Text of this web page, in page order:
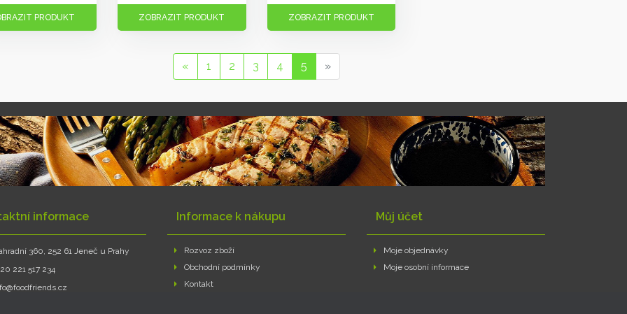
PRODUKT ZOBRAZIT PRODUKT ZOBRAZIT PRODUKT
« 1 2 3 4 5 »
informace
360, 252 61 Jeneč u Prahy
221 517 234
Informace k nákupu
Rozvoz zboží
Obchodní podmínky
Kontakt
Můj účet
Moje objednávky
Moje osobní informace